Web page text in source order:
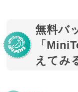
無料バ
「
えてみ